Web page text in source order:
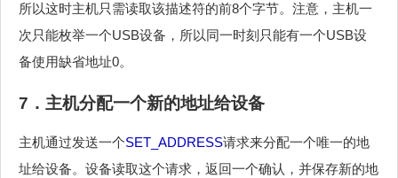
所以这时主机只需读取该描述符的前8个字节。注意，主机一
次只能枚举一个USB设备，所以同一时刻只能有一个USB设
备使用缺省地址0。
7．主机分配一个新的地址给设备
主机通过发送一个SET_ADDRESS请求来分配一个唯一的地
址给设备。设备读取这个请求，返回一个确认，并保存新的地